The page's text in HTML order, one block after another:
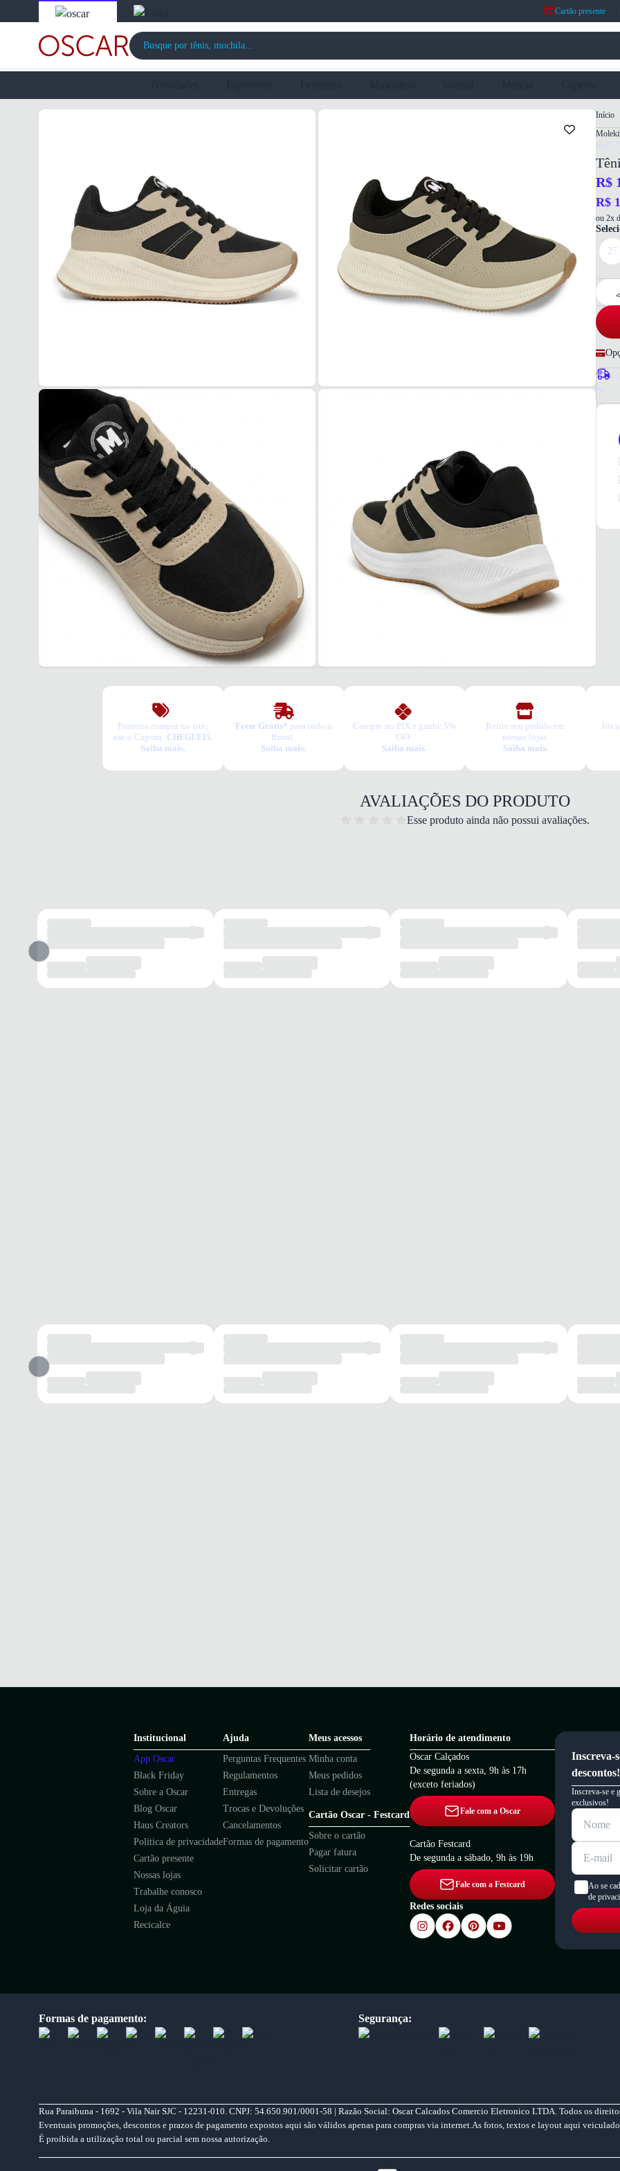
Cartão presente
Início
Ref:
R$
R$
ou 2x
27
Primeira compra no site,
use o Cupom: CHEGUEI5.
Saiba mais.
Frete Grátis* para todo o
Brasil.
Saiba mais.
Compre no PIX e ganhe 5%
OFF.
Saiba mais.
Retire seu pedido em
nossas lojas.
Saiba mais.
10x
AVALIAÇÕES DO PRODUTO
Esse produto ainda não possui avaliações.
Institucional
App Oscar
Black Friday
Sobre a Oscar
Blog Oscar
Haus Creators
Política de privacidade
Cartão presente
Nossas lojas
Trabalhe conosco
Loja da Águia
Recicalce
Ajuda
Perguntas Frequentes
Regulamentos
Entregas
Trocas e Devoluções
Cancelamentos
Formas de pagamento
Meus acessos
Minha conta
Meus pedidos
Lista de desejos
Cartão Oscar - Festcard
Sobre o cartão
Pagar fatura
Solicitar cartão
Horário de atendimento
Oscar Calçados
De segunda a sexta, 9h às 17h
(exceto feriados)
Fale com a Oscar
Cartão Festcard
De segunda a sábado, 9h às 19h
Fale com a Festcard
Redes sociais
Inscreva-
descontos!
Inscreva-se e
exclusivos!
Ao se
de
Formas de pagamento: Segurança:
Rua Paraibuna - 1692 - Vila Nair SJC - 12231-010. CNPJ: 54.650.901/0001-58 | Razão Social: Oscar Calcados Comercio Eletronico LTDA. Todos os
Eventuais promoções, descontos e prazos de pagamento expostos aqui são válidos apenas para compras via internet.As fotos, textos e layout aqui
É proibida a utilização total ou parcial sem nossa autorização.